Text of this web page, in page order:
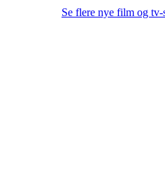
Se flere nye film og